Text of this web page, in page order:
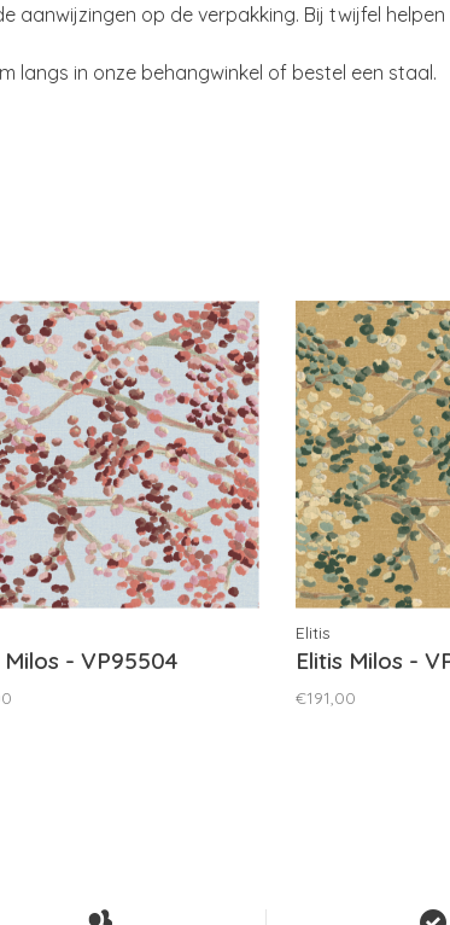
aanwijzingen op de verpakking. Bij twijfel
langs in onze behangwinkel of bestel een staal.
Milos - VP95504
Elitis
Elitis Milos -
€191,00